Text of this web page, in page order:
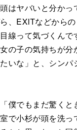
はヤバいと分かっ
、EXITなどから
線って気づくんで
の子の気持ちが分
いな」と、シン
僕でもまだ驚くと
で小杉が頭を洗っ